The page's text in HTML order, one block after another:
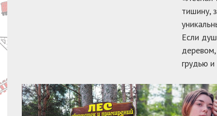
тишину,
Если
грудью